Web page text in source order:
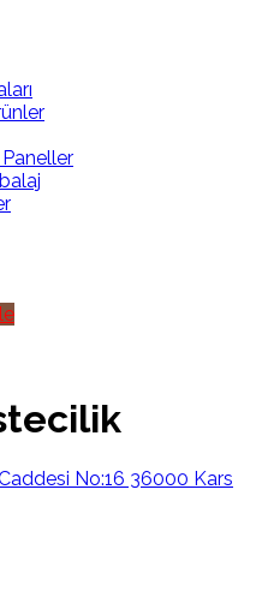
No:16 36000 Kars